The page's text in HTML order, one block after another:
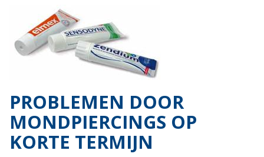
PROBLEMEN DOOR
MONDPIERCINGS OP
KORTE TERMIJN